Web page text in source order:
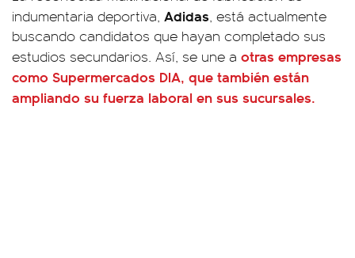
indumentaria deportiva, Adidas, está actualmente
buscando candidatos que hayan completado sus
estudios secundarios. Así, se une a otras empresas
como Supermercados DIA, que también están
ampliando su fuerza laboral en sus sucursales.